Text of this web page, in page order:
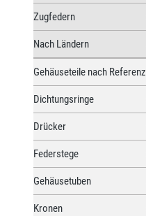
Zugfedern
Nach Ländern
Gehäuseteile nach Referenz
Dichtungsringe
Drücker
Federstege
Gehäusetuben
Kronen